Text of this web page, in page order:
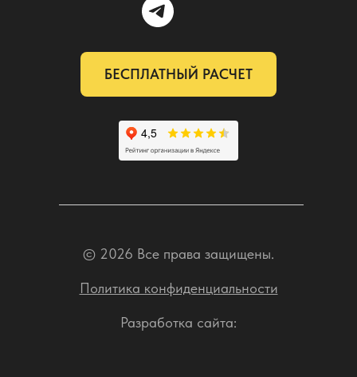
БЕСПЛАТНЫЙ РАСЧЕТ
© 2026 Все права защищены.
Разработка сайта:
Политика конфиденциальности